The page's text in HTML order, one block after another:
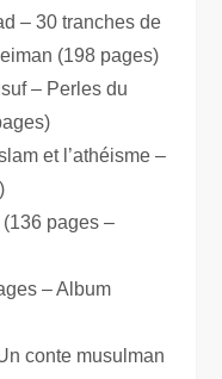
– 30 tranches de
(198 pages)
– Perles du
et l’athéisme –
pages –
– Album
conte musulman